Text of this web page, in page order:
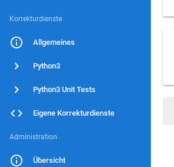
Korrekturdienste
Allgemeines
Python3
Python3 Unit Tests
Eigene Korrekturdienste
Administration
Übersicht